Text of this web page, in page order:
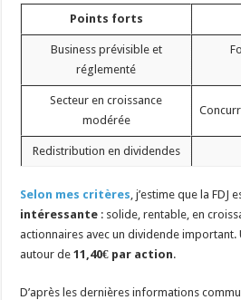
Points forts
Business prévisible et
réglementé
Secteur en croissance
modérée
Redistribution en dividendes
Selon mes critères , j’estime que la FDJ
intéressante : solide, rentable, en
actionnaires avec un dividende important.
autour de11,40€ par action.
D’après les dernières informations